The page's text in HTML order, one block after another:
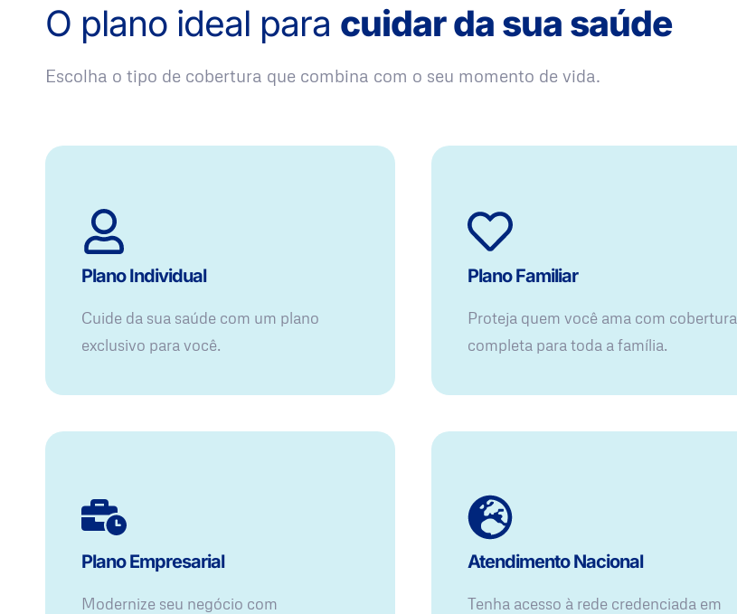
O plano ideal para cuidar da sua saúde
Escolha o tipo de cobertura que combina com o seu momento de vida.
Plano Individual
Cuide da sua saúde com um plano
exclusivo para você.
Plano Familiar
Proteja quem você ama com cobertura
completa para toda a família.
Plano Empresarial
Modernize seu negócio com
Atendimento Nacional
Tenha acesso à rede credenciada em